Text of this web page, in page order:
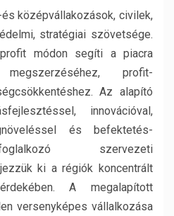
középvállakozások, civilek,
stratégiai szövetsége.
módon segíti a piacra
profit-
Az alapító
innovációval,
és befektetés-
szervezeti
ki a régiók koncentrált
A megalapított
versenyképes vállalkozása